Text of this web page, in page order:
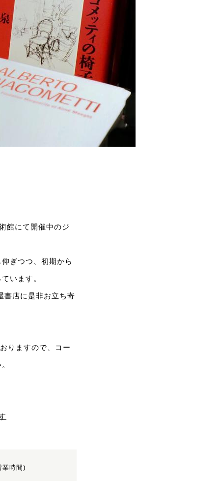
館にて開催中のジ
ぎつつ、初期から
います。
書店に是非お立ち寄
りますので、コー
業時間)